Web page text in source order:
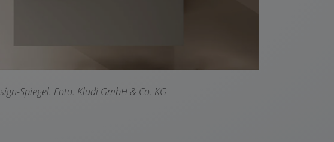
Spiegel. Foto: Kludi GmbH & Co. KG